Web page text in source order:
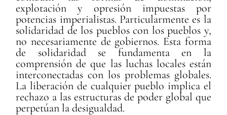
explotación y opresión impuestas por
potencias imperialistas. Particularmente es la
solidaridad de los pueblos con los pueblos y,
no necesariamente de gobiernos. Esta forma
de solidaridad se fundamenta en la
comprensión de que las luchas locales están
interconectadas con los problemas globales.
La liberación de cualquier pueblo implica el
rechazo a las estructuras de poder global que
perpetúan la desigualdad.